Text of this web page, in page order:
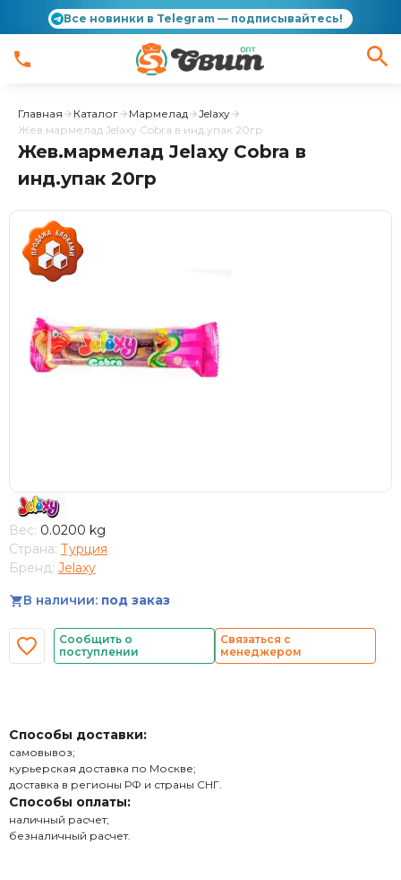
Все новинки в Telegram — подписывайтесь!
Главная Каталог Мармелад
Jelaxy
Жев.мармелад Jelaxy Cobra в инд.упак 20гр
Жев.мармелад Jelaxy Cobra в
инд.упак 20гр
Вес: 0.0200 kg
Страна: Турция
Бренд: Jelaxy
В наличии: под заказ
Сообщить о
поступлении
Связаться с
менеджером
Способы доставки:
самовывоз;
курьерская доставка по Москве;
доставка в регионы РФ и страны СНГ.
Способы оплаты:
наличный расчет;
безналичный расчет.